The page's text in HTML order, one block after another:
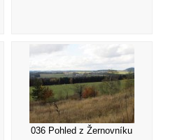
036 Pohled z Žernovníku